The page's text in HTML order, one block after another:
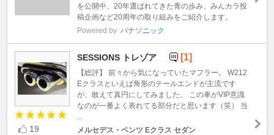
を公開中。20年選ばれてきた青の歩み、みんカラ投
稿企画など20周年の取り組みをご紹介します。
Powered by パナソニック
19
SESSIONS トレゾア [1]
【総評】 前々から気になっていたマフラー。 W212
Eクラスといえば角形のテールエンドが主流です
が、敢えて真円にしてみました。 この車がVIP意識
なのが一番よく表れてる部分だと思います（笑） 当
メルセデス・ベンツ Eクラス セダン